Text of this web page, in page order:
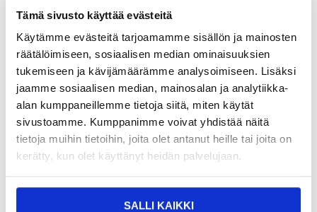
Tämä sivusto käyttää evästeitä
Käytämme evästeitä tarjoamamme sisällön ja mainosten
räätälöimiseen, sosiaalisen median ominaisuuksien
tukemiseen ja kävijämäärämme analysoimiseen. Lisäksi
jaamme sosiaalisen median, mainosalan ja analytiikka-
alan kumppaneillemme tietoja siitä, miten käytät
sivustoamme. Kumppanimme voivat yhdistää näitä
tietoja muihin tietoihin, joita olet antanut heille tai joita on
kerätty, kun olet käyttänyt heidän palvelujaan.
SALLI KAIKKI
3,95 EUR
VARASTOSSA
TOIMITUSAIKA: 2-3 ARKIPÄIVÄÄ
9,95 EUR
VARASTOSSA
TOIMITUSAIKA: 2-3 ARKIPÄIVÄÄ
Saii 3D Premium iPhone 12 Pro Max
Panssarilasi - 9H - 2 Kpl. - Musta
iPhone 12 Pro Max BlueDefend Anti-
Blue Light karkaistu lasi näytönsuoja -
2 kpl.